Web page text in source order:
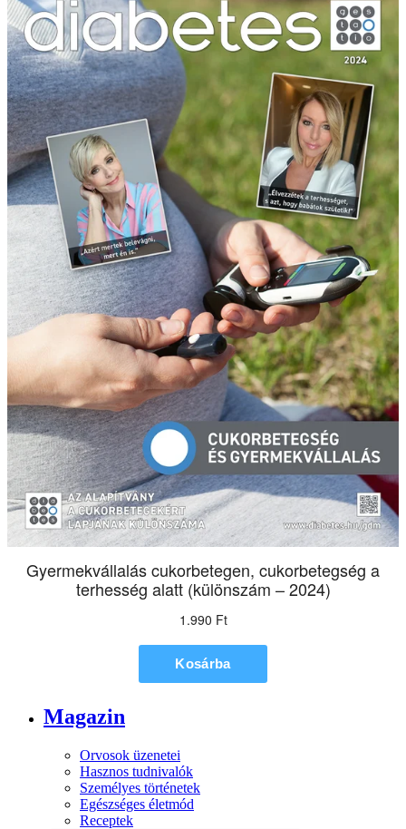
Magazin
Orvosok üzenetei
Hasznos tudnivalók
Személyes történetek
Egészséges életmód
Receptek